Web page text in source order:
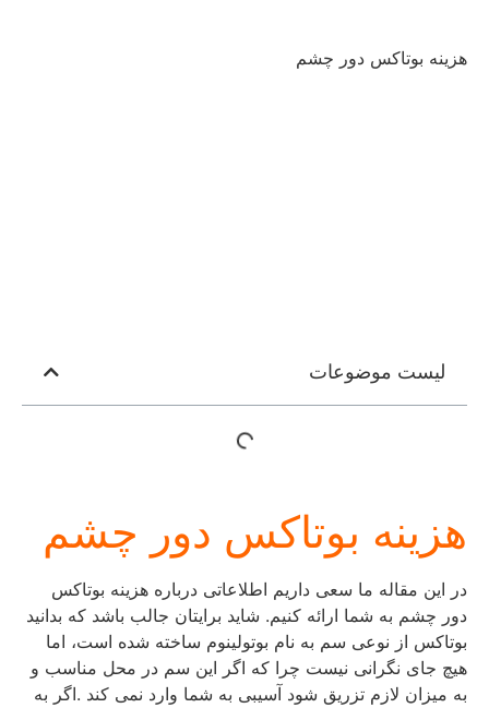
هزینه بوتاکس دور چشم
لیست موضوعات
هزینه بوتاکس دور چشم
در این مقاله ما سعی داریم اطلاعاتی درباره هزینه بوتاکس
دور چشم به شما ارائه کنیم. شاید برایتان جالب باشد که بدانید
بوتاکس از نوعی سم به نام بوتولینوم ساخته شده است، اما
هیچ جای نگرانی نیست چرا که اگر این سم در محل مناسب و
به میزان لازم تزریق شود آسیبی به شما وارد نمی کند .اگر به